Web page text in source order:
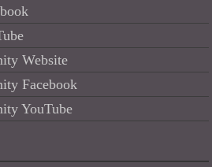
Website
Facebook
YouTube